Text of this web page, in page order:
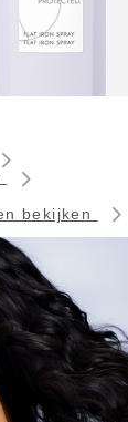
bekijken